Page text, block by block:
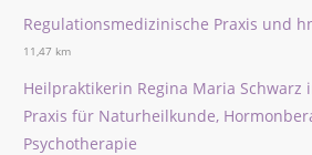
Regulationsmedizinische Praxis und
11,47 km
Heilpraktikerin Regina Maria Schwarz
Praxis für Naturheilkunde,
Psychotherapie